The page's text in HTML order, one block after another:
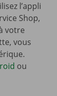
l’appli
Shop,
votre
vous
ou